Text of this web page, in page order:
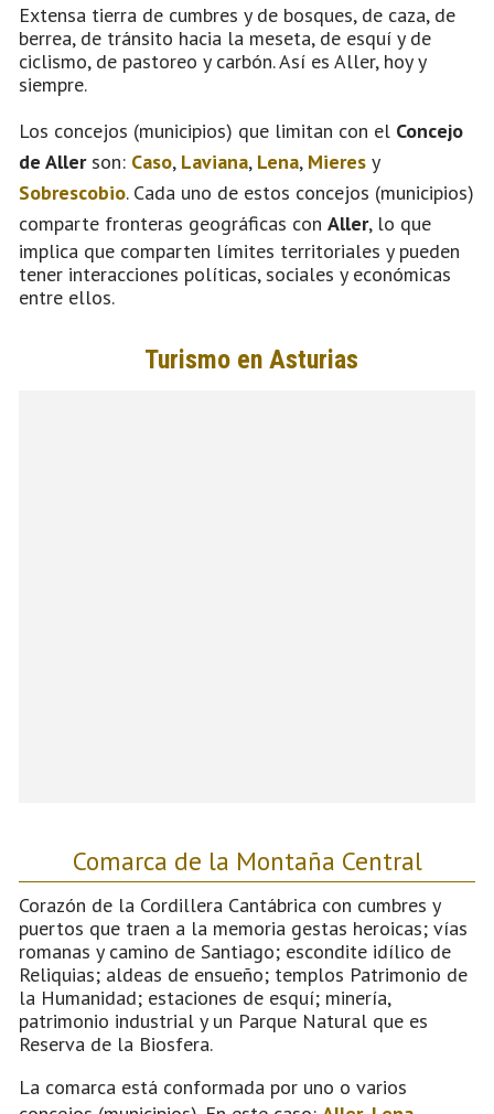
Extensa tierra de cumbres y de bosques, de caza, de
berrea, de tránsito hacia la meseta, de esquí y de
ciclismo, de pastoreo y carbón. Así es Aller, hoy y
siempre.
Los concejos (municipios) que limitan con el Concejo
de Allerson: Caso, Laviana, Lena, Mieres y
Sobrescobio. Cada uno de estos concejos (municipios)
comparte fronteras geográficas con Aller, lo que
implica que comparten límites territoriales y pueden
tener interacciones políticas, sociales y económicas
entre ellos.
Comarca de la Montaña Central
Corazón de la Cordillera Cantábrica con cumbres y
puertos que traen a la memoria gestas heroicas; vías
romanas y camino de Santiago; escondite idílico de
Reliquias; aldeas de ensueño; templos Patrimonio de
la Humanidad; estaciones de esquí; minería,
patrimonio industrial y un Parque Natural que es
Reserva de la Biosfera.
La comarca está conformada por uno o varios